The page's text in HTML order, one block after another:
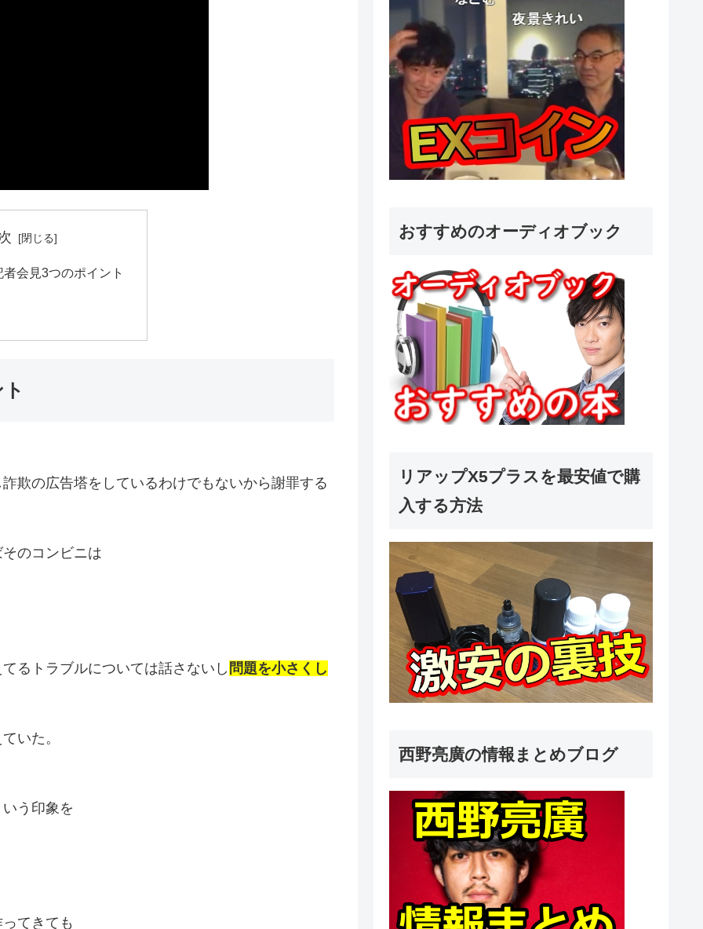
会見3つのポイント
欺の広告塔をしているわけでもないから謝罪する
のコンビニは
るトラブルについては話さないし 問題を小さくし
いた。
う印象を
ってきても
おすすめのオーディオブック
リアップX5プラスを最安値で購
入する方法
西野亮廣の情報まとめブログ